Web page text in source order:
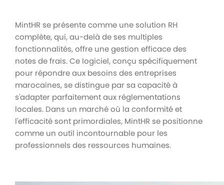
MintHR se présente comme une solution RH
complète, qui, au-delà de ses multiples
fonctionnalités, offre une gestion efficace des
notes de frais. Ce logiciel, conçu spécifiquement
pour répondre aux besoins des entreprises
marocaines, se distingue par sa capacité à
s'adapter parfaitement aux réglementations
locales. Dans un marché où la conformité et
l'efficacité sont primordiales, MintHR se positionne
comme un outil incontournable pour les
professionnels des ressources humaines.